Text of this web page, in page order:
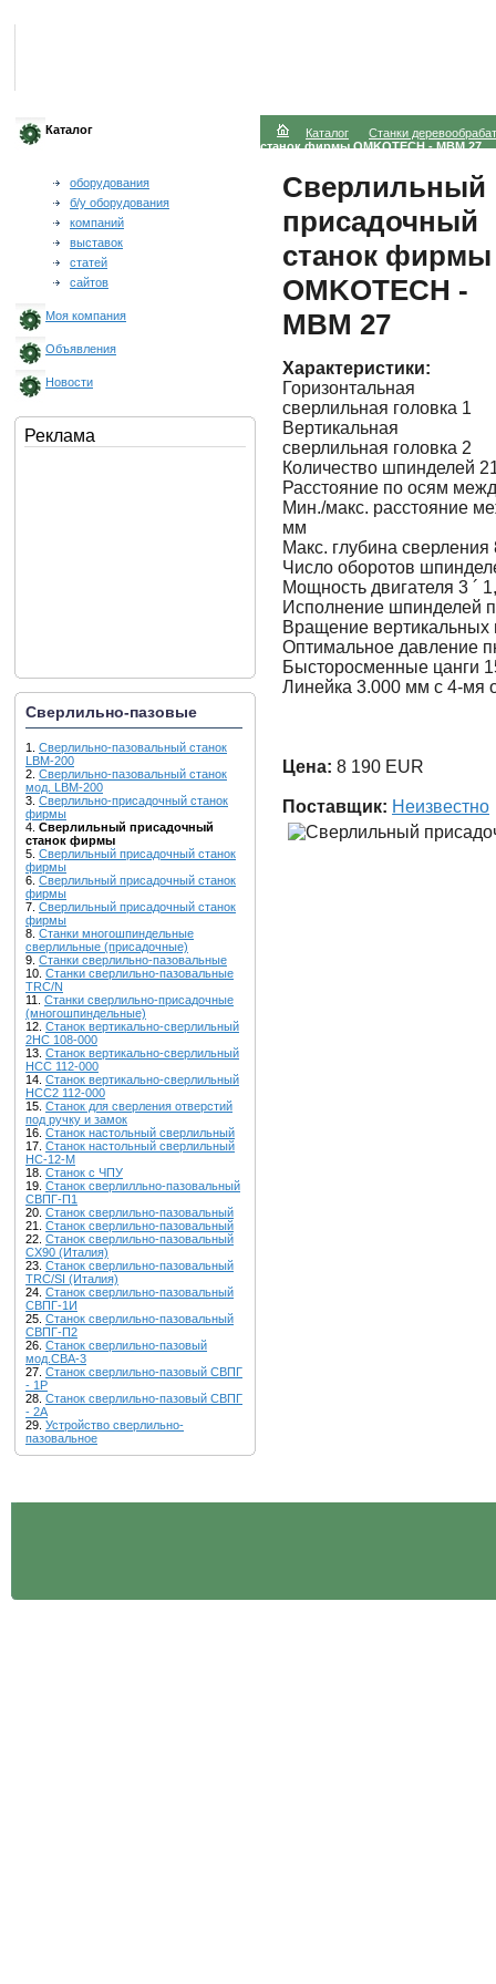
Каталог
оборудования
б/у оборудования
компаний
выставок
статей
сайтов
Моя компания
Объявления
Новости
Реклама
Сверлильно-пазовые
1. Сверлильно-пазовальный станок
LBM-200
2. Сверлильно-пазовальный станок
мод. LBM-200
3. Сверлильно-присадочный станок
фирмы
4. Сверлильный присадочный
станок фирмы
5. Сверлильный присадочный станок
фирмы
6. Сверлильный присадочный станок
фирмы
7. Сверлильный присадочный станок
фирмы
8. Станки многошпиндельные
сверлильные (присадочные)
9. Станки сверлильно-пазовальные
10. Станки сверлильно-пазовальные
TRC/N
11. Станки сверлильно-присадочные
(многошпиндельные)
12. Станок вертикально-сверлильный
2НС 108-000
13. Станок вертикально-сверлильный
НСС 112-000
14. Станок вертикально-сверлильный
НСС2 112-000
15. Станок для сверления отверстий
под ручку и замок
16. Станок настольный сверлильный
17. Станок настольный сверлильный
НС-12-М
18. Станок с ЧПУ
19. Станок сверлилльно-пазовальный
СВПГ-П1
20. Станок сверлильно-пазовальный
21. Станок сверлильно-пазовальный
22. Станок сверлильно-пазовальный
CX90 (Италия)
23. Станок сверлильно-пазовальный
TRC/SI (Италия)
24. Станок сверлильно-пазовальный
СВПГ-1И
25. Станок сверлильно-пазовальный
СВПГ-П2
26. Станок сверлильно-пазовый
мод.СВА-3
27. Станок сверлильно-пазовый СВПГ
- 1Р
28. Станок сверлильно-пазовый СВПГ
- 2A
29. Устройство сверлильно-
пазовальное
Каталог
Станки
станок фирмы OMKOTECH - MBM 27
Сверлильный
присадочный
станок фирмы
OMKOTECH -
MBM 27
Характеристики:
Горизонтальная
сверлильная головка 1
Вертикальная
сверлильная головка 2
Количество шпинделей
Расстояние по осям
Мин./макс. расстояние
мм
Макс. глубина
Число оборотов
Мощность двигателя 3 ´
Исполнение шпинделей
Вращение вертикальных
Оптимальное давление
Бысторосменные цанги
Линейка 3.000 мм с 4-мя
Цена: 8 190 EUR
Поставщик: Неизвестно